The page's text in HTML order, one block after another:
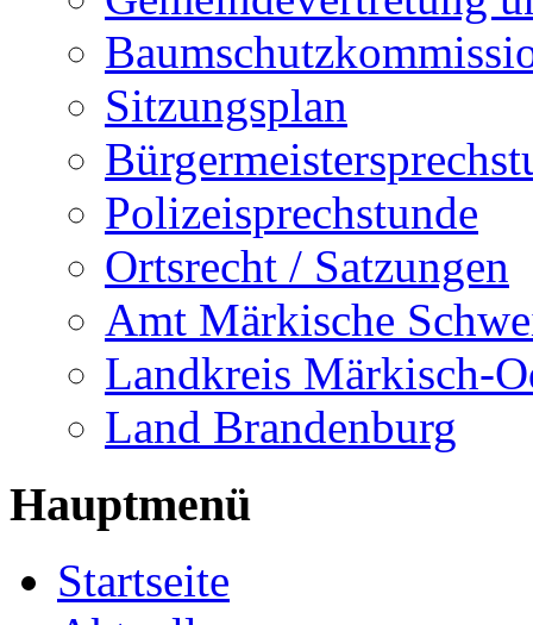
Sitzungsplan
Polizeisprechstunde
Ortsrecht / Satzungen
Amt Märkische
Landkreis Märkisch-
Land Brandenburg
Hauptmenü
Startseite